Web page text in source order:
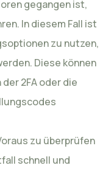
gegangen ist,
In diesem Fall ist
zu nutzen,
Diese können
2FA oder die
zu überprüfen
schnell und